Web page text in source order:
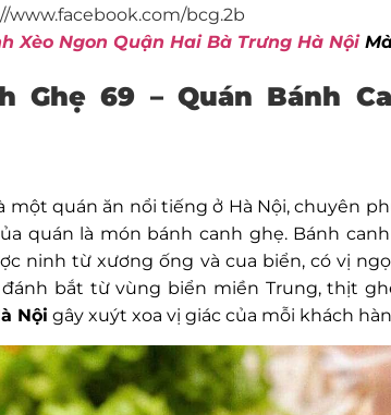
www.facebook.com/bcg.2b
Xèo Ngon Quận Hai Bà Trưng Hà Nội
Ghẹ 69 – Quán Bánh
một quán ăn nổi tiếng ở Hà Nội, chuyên
quán là món bánh canh ghẹ. Bánh
ninh từ xương ống và cua biển, có vị
bắt từ vùng biển miền Trung, thịt
Nội gây xuýt xoa vị giác của mỗi khách